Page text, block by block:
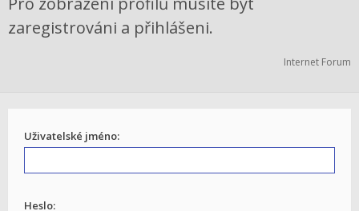
zaregistrováni a přihlášeni.
Internet Forum
Uživatelské jméno:
Heslo: